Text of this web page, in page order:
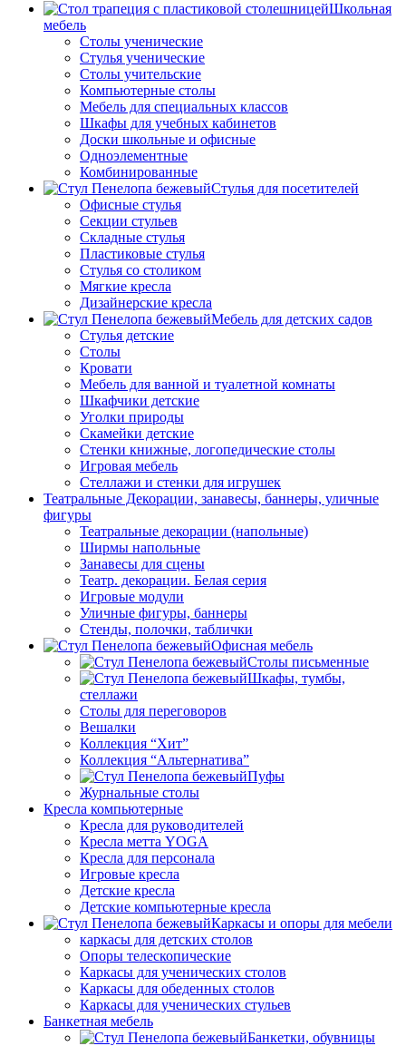
Школьная
мебель
Столы ученические
Стулья ученические
Столы учительские
Компьютерные столы
Мебель для специальных классов
Шкафы для учебных кабинетов
Доски школьные и офисные
Одноэлементные
Комбинированные
Стулья для посетителей
Офисные стулья
Секции стульев
Складные стулья
Пластиковые стулья
Стулья со столиком
Мягкие кресла
Дизайнерские кресла
Мебель для детских садов
Стулья детские
Столы
Кровати
Мебель для ванной и туалетной комнаты
Шкафчики детские
Уголки природы
Скамейки детские
Стенки книжные, логопедические столы
Игровая мебель
Стеллажи и стенки для игрушек
Театральные Декорации, занавесы, баннеры, уличные
фигуры
Театральные декорации (напольные)
Ширмы напольные
Занавесы для сцены
Театр. декорации. Белая серия
Игровые модули
Уличные фигуры, баннеры
Стенды, полочки, таблички
Офисная мебель
Столы письменные
Шкафы, тумбы,
стеллажи
Столы для переговоров
Вешалки
Коллекция “Хит”
Коллекция “Альтернатива”
Пуфы
Журнальные столы
Кресла компьютерные
Кресла для руководителей
Кресла метта YOGA
Кресла для персонала
Игровые кресла
Детские кресла
Детские компьютерные кресла
Каркасы и опоры для мебели
каркасы для детских столов
Опоры телескопические
Каркасы для ученических столов
Каркасы для обеденных столов
Каркасы для ученических стульев
Банкетная мебель
Банкетки, обувницы